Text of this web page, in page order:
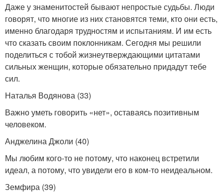
Даже у знаменитостей бывают непростые судьбы. Люди
говорят, что многие из них становятся теми, кто они есть,
именно благодаря трудностям и испытаниям. И им есть
что сказать своим поклонникам. Сегодня мы решили
поделиться с тобой жизнеутверждающими цитатами
сильных женщин, которые обязательно придадут тебе
сил.
Наталья Водянова (33)
Важно уметь говорить «нет», оставаясь позитивным
человеком.
Анджелина Джоли (40)
Мы любим кого-то не потому, что наконец встретили
идеал, а потому, что увидели его в ком-то неидеальном.
Земфира (39)